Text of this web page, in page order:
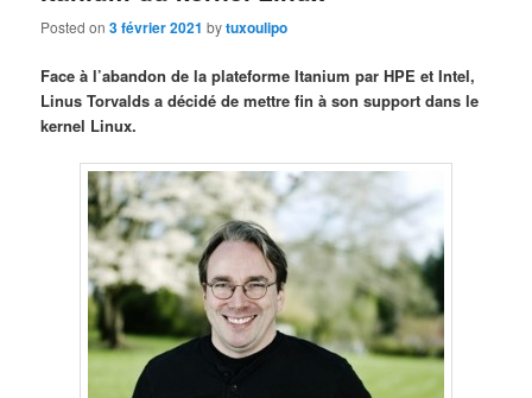
Posted on3 février 2021 bytuxoulipo
Face à l’abandon de la plateforme Itanium par HPE et Intel,
Linus Torvalds a décidé de mettre fin à son support dans le
kernel Linux.